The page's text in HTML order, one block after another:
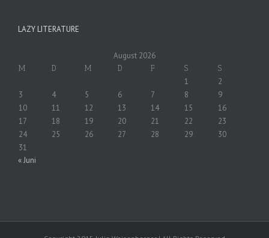
LAZY LITERATURE
August 2026
M D M D F S S
1
2
3
4 5 6 7 8
9
10
11 12 13 14 15
16
17
18 19 20 21 22
23
24
25 26 27 28 29
30
31
« Juni